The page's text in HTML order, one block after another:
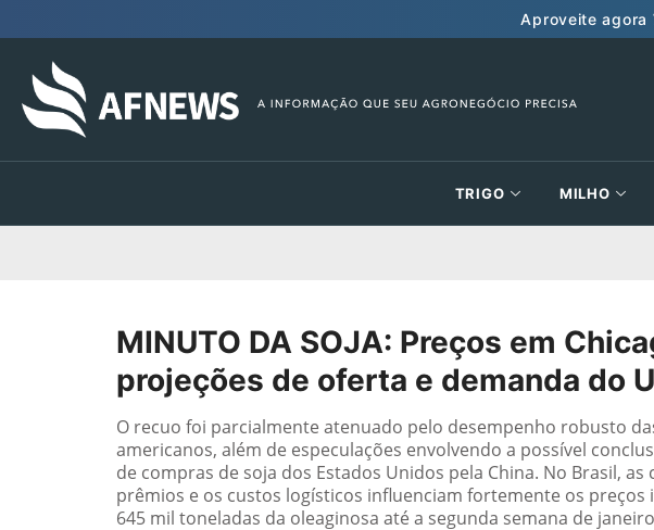
Aproveite agora
TRIGO MILHO
MINUTO DA SOJA: Preços em
projeções de oferta e demanda do
O recuo foi parcialmente atenuado pelo desempenho robusto
americanos, além de especulações envolvendo a possível
de compras de soja dos Estados Unidos pela China. No Brasil,
prêmios e os custos logísticos influenciam fortemente os preços
645 mil toneladas da oleaginosa até a segunda semana de